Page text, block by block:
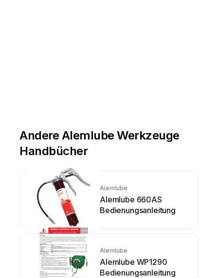
Andere Alemlube Werkzeuge
Handbücher
Alemlube
Alemlube 660AS
Bedienungsanleitung
Alemlube
Alemlube WP1290
Bedienungsanleitung